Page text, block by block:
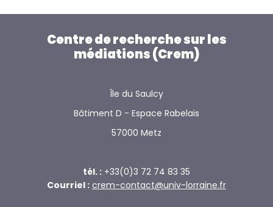
Centre de recherche sur les
médiations (Crem)
Île du Saulcy
Bâtiment D - Espace Rabelais
57000 Metz
tél. : +33(0)3 72 74 83 35
Courriel : crem-contact@univ-lorraine.fr